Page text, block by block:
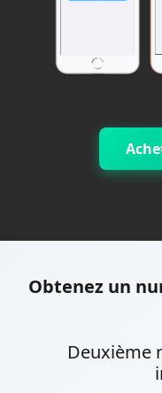
Obtenez un
Deuxième